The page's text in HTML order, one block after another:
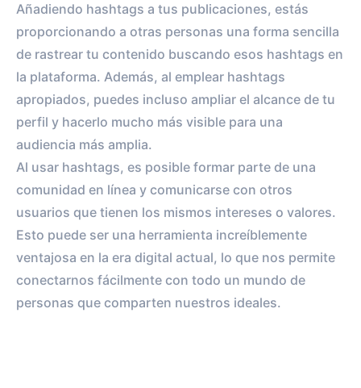
Añadiendo hashtags a tus publicaciones, estás
proporcionando a otras personas una forma sencilla
de rastrear tu contenido buscando esos hashtags en
la plataforma. Además, al emplear hashtags
apropiados, puedes incluso ampliar el alcance de tu
perfil y hacerlo mucho más visible para una
audiencia más amplia.
Al usar hashtags, es posible formar parte de una
comunidad en línea y comunicarse con otros
usuarios que tienen los mismos intereses o valores.
Esto puede ser una herramienta increíblemente
ventajosa en la era digital actual, lo que nos permite
conectarnos fácilmente con todo un mundo de
personas que comparten nuestros ideales.